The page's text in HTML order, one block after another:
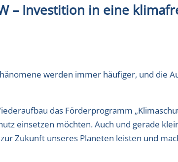
– Investition in eine
werden immer häufiger, und die
das Förderprogramm
einsetzen möchten. Auch und gerade
Zukunft unseres Planeten leisten und